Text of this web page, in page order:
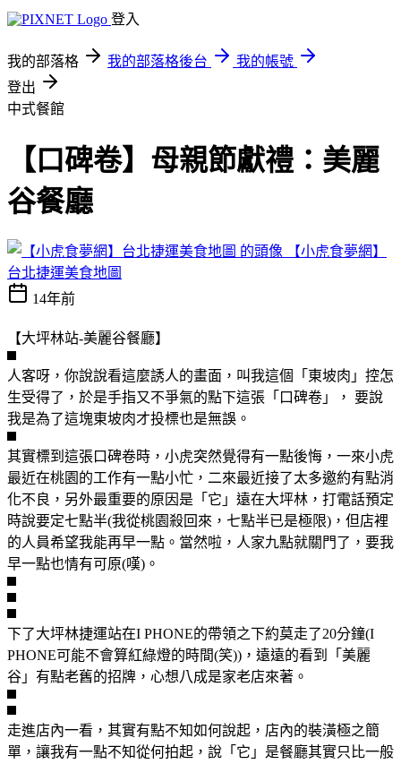
登入
我的部落格 我的部落格後台
我的帳號
登出
中式餐館
【口碑卷】母親節獻禮：美麗
谷餐廳
【小虎食夢網】
台北捷運美食地圖
14年前
【大坪林站-美麗谷餐廳】
人客呀，你說說看這麼誘人的畫面，叫我這個「東坡肉」控怎
生受得了，於是手指又不爭氣的點下這張「口碑卷」， 要說
我是為了這塊東坡肉才投標也是無誤。
其實標到這張口碑卷時，小虎突然覺得有一點後悔，一來小虎
最近在桃園的工作有一點小忙，二來最近接了太多邀約有點消
化不良，另外最重要的原因是「它」遠在大坪林，打電話預定
時說要定七點半(我從桃園殺回來，七點半已是極限)，但店裡
的人員希望我能再早一點。當然啦，人家九點就關門了，要我
早一點也情有可原(嘆)。
下了大坪林捷運站在I PHONE的帶領之下約莫走了20分鐘(I
PHONE可能不會算紅綠燈的時間(笑))，遠遠的看到「美麗
谷」有點老舊的招牌，心想八成是家老店來著。
走進店內一看，其實有點不知如何說起，店內的裝潢極之簡
單，讓我有一點不知從何拍起，說「它」是餐廳其實只比一般